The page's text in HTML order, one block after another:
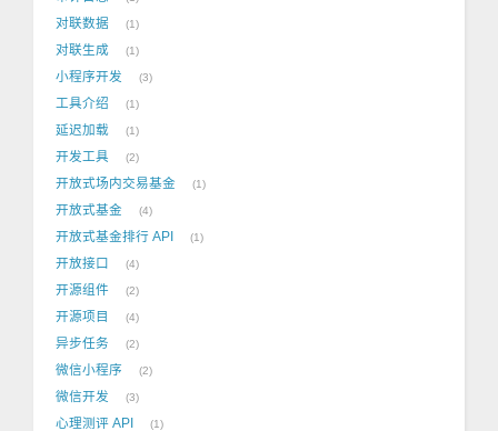
对联数据 1
对联生成 1
小程序开发 3
工具介绍 1
延迟加载 1
开发工具 2
开放式场内交易基金 1
开放式基金 4
开放式基金排行 API 1
开放接口 4
开源组件 2
开源项目 4
异步任务 2
微信小程序 2
微信开发 3
心理测评 API 1